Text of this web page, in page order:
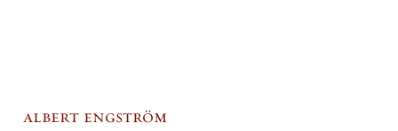
albert engström